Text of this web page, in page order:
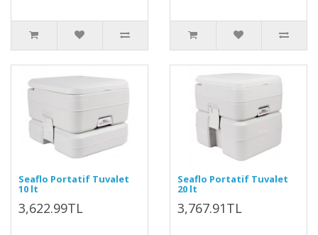
Seaflo Portatif Tuvalet
10 lt
3,622.99TL
Seaflo Portatif Tuvalet
20 lt
3,767.91TL